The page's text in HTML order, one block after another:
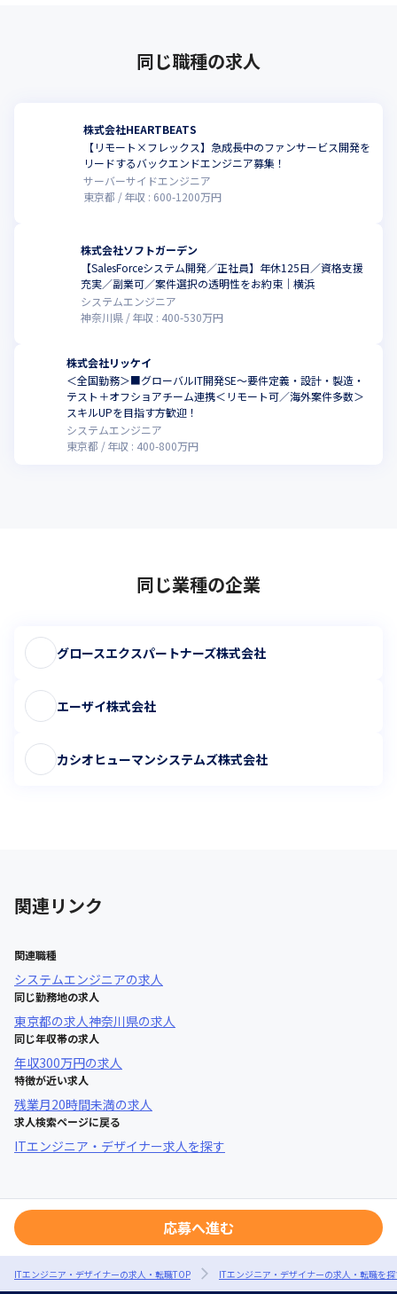
同じ職種の求人
株式会社HEARTBEATS
【リモート×フレックス】急成長中のファンサービス開発を
リードするバックエンドエンジニア募集！
サーバーサイドエンジニア
東京都
年収 : 600-1200万円
株式会社ソフトガーデン
【SalesForceシステム開発／正社員】年休125日／資格支援
充実／副業可／案件選択の透明性をお約束｜横浜
システムエンジニア
神奈川県
年収 : 400-530万円
株式会社リッケイ
＜全国勤務＞■グローバルIT開発SE～要件定義・設計・製造・
テスト＋オフショアチーム連携＜リモート可／海外案件多数＞
スキルUPを目指す方歓迎！
システムエンジニア
東京都
年収 : 400-800万円
同じ業種の企業
グロースエクスパートナーズ株式会社
エーザイ株式会社
カシオヒューマンシステムズ株式会社
関連リンク
関連職種
システムエンジニアの求人
同じ勤務地の求人
東京都の求人神奈川県の求人
同じ年収帯の求人
年収300万円の求人
特徴が近い求人
残業月20時間未満の求人
求人検索ページに戻る
ITエンジニア・デザイナー求人を探す
応募へ進む
ITエンジニア・デザイナーの求人・転職TOP ITエンジニア・デザイナーの求人・転職を